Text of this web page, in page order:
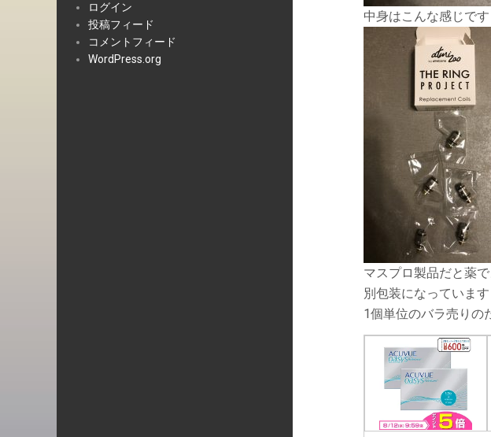
ログイン
投稿フィード
コメントフィード
WordPress.org
中身はこんな感じです
マスプロ製品だと薬
別包装になっています
1個単位のバラ売りの